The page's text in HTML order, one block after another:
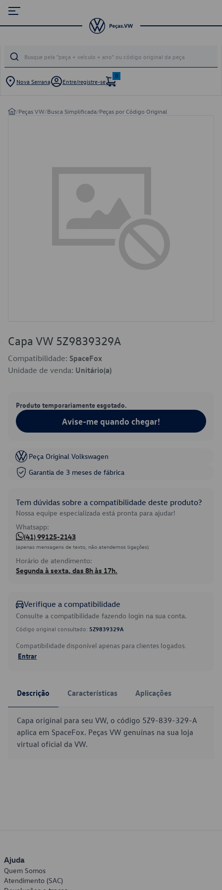
Nova Serrana Entre/registre-se
0
/Peças VW/Busca Simplificada/Peças por Código Original
Capa VW 5Z9839329A
Compatibilidade: SpaceFox
Unidade de venda: Unitário(a)
Produto temporariamente esgotado.
Avise-me quando chegar!
Peça Original Volkswagen
Garantia de 3 meses de fábrica
Tem dúvidas sobre a compatibilidade deste produto?
Nossa equipe especializada está pronta para ajudar!
Whatsapp:
(41) 99125-2143
(apenas mensagens de texto, não atendemos ligações)
Horário de atendimento:
Segunda à sexta, das 8h às 17h.
Verifique a compatibilidade
Consulte a compatibilidade fazendo login na sua conta.
Código original consultado: 5Z9839329A
Compatibilidade disponível apenas para clientes logados.
Entrar
Descrição Características Aplicações
Capa original para seu VW, o código 5Z9-839-329-A
aplica em SpaceFox. Peças VW genuínas na sua loja
virtual oficial da VW.
Ajuda
Quem Somos
Atendimento (SAC)